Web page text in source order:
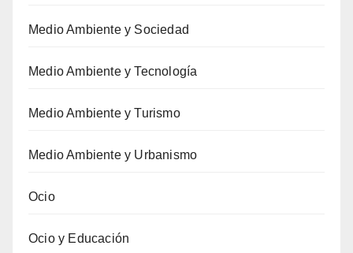
Medio Ambiente y Sociedad
Medio Ambiente y Tecnología
Medio Ambiente y Turismo
Medio Ambiente y Urbanismo
Ocio
Ocio y Educación